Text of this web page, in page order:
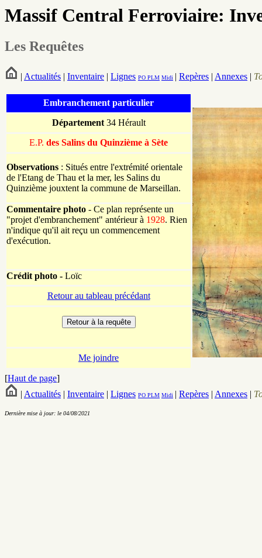
Massif Central Ferroviaire:
Les Requêtes
| Actualités | Inventaire | Lignes PO PLM Midi | Repères | Annexes |
Embranchement particulier
Département34 Hérault
E.P. des Salins du Quinzième à Sète
Observations : Situés entre l'extrémité orientale
de l'Etang de Thau et la mer, les Salins du
Quinzième jouxtent la commune de Marseillan.
Commentaire photo - Ce plan représente un
"projet d'embranchement" antérieur à 1928. Rien
n'indique qu'il ait reçu un commencement
d'exécution.
Crédit photo - Loïc
Retour au tableau précédant
Me joindre
[Haut de page]
| Actualités | Inventaire | Lignes PO PLM Midi | Repères | Annexes |
Dernière mise à jour: le 04/08/2021